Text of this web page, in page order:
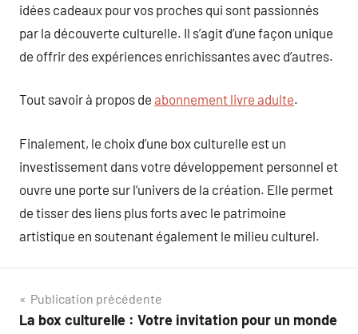
idées cadeaux pour vos proches qui sont passionnés
par la découverte culturelle. Il s’agit d’une façon unique
de offrir des expériences enrichissantes avec d’autres.
Tout savoir à propos de abonnement livre adulte.
Finalement, le choix d’une box culturelle est un
investissement dans votre développement personnel et
ouvre une porte sur l’univers de la création. Elle permet
de tisser des liens plus forts avec le patrimoine
artistique en soutenant également le milieu culturel.
Navigation
Publication précédente
La box culturelle : Votre invitation pour un monde